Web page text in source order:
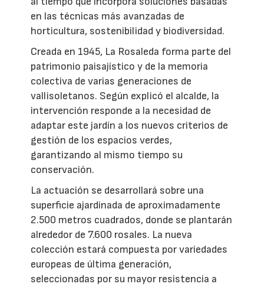
en las técnicas más avanzadas de
horticultura, sostenibilidad y biodiversidad.
Creada en 1945, La Rosaleda forma parte del
patrimonio paisajístico y de la memoria
colectiva de varias generaciones de
vallisoletanos. Según explicó el alcalde, la
intervención responde a la necesidad de
adaptar este jardín a los nuevos criterios de
gestión de los espacios verdes,
garantizando al mismo tiempo su
conservación.
La actuación se desarrollará sobre una
superficie ajardinada de aproximadamente
2.500 metros cuadrados, donde se plantarán
alrededor de 7.600 rosales. La nueva
colección estará compuesta por variedades
europeas de última generación,
seleccionadas por su mayor resistencia a